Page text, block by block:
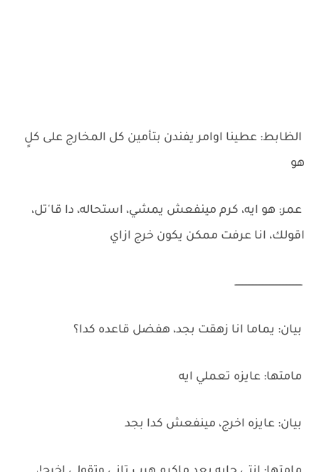
‏الظابط: عطينا اوامر يفندن بتأمين كل المخارج على كلٍ
هو
‏عمر: هو ايه، كرم مينفعش يمشي، استحاله، دا قا'تل،
اقولك، انا عرفت ممكن يكون خرج ازاي
‏ـــــــــــــــــــــــــــــــــــــــــــــــ
‏بيان: يماما انا زهقت بجد، هفضل قاعده كدا؟
‏مامتها: عايزه تعملي ايه
‏بيان: عايزه اخرج، مينفعش كدا بجد